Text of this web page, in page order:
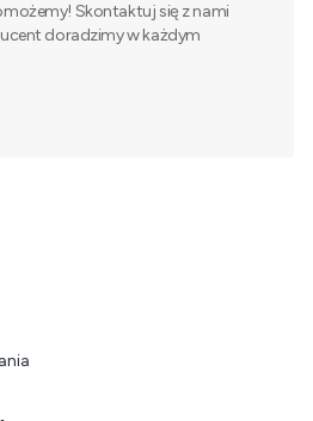
Skontaktuj się z nami
doradzimy w każdym